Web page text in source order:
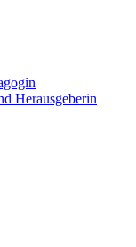
Herausgeberin